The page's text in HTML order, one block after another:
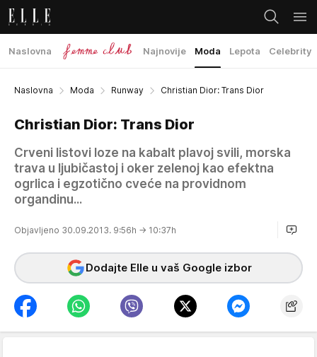
Naslovna Najnovije Moda Lepota Celebrity
Naslovna Moda Runway Christian Dior: Trans Dior
Christian Dior: Trans Dior
Crveni listovi loze na kabalt plavoj svili, morska
trava u ljubičastoj i oker zelenoj kao efektna
ogrlica i egzotično cveće na providnom
organdinu...
Objavljeno 30.09.2013. 9:56h → 10:37h
Dodajte Elle u vaš Google izbor